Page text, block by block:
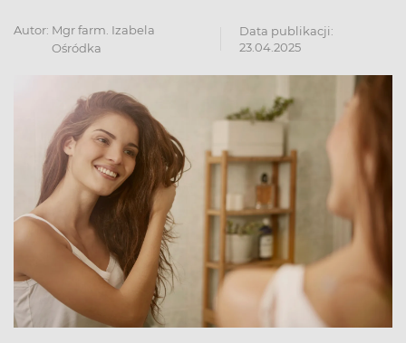
Autor: Mgr farm. Izabela
Ośródka
Data publikacji:
23.04.2025